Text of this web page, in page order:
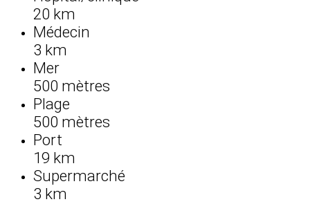
20 km
Médecin
3 km
Mer
500 mètres
Plage
500 mètres
Port
19 km
Supermarché
3 km